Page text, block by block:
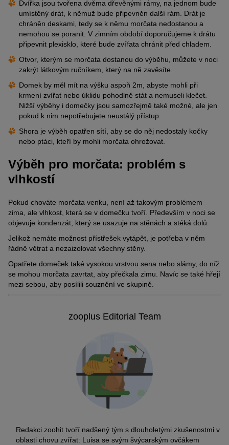
Dvířka jsou tvořena dvěma dřevěnými rámy, na jednom bude
umístěný drát, k němuž bude připevněn další rám. Drát je
chráněn deskami, tedy se k němu morčata nedostanou a
nemohou se poranit. V zimním období doporučujeme k drátu
připevnit plexisklo, které bude zvířata chránit před chladem.
Otvor, kterým se morčata dostanou do výběhu, můžete v noci
zakrýt látkovým ručníkem, který na ně zavěsíte.
Domek by měl mít na výšku aspoň 2m, abyste mohli při
krmení zvířat nebo úklidu pohodlně stát a nemuseli klečet.
Nižší výběhy i domečky jsou samozřejmě také možné, ale jen
pokud k nim nepotřebujete neustálý přístup.
Shora je výběh opatřen sítí, aby se do něj nedostaly kočky
nebo ptáci, kteří by mohli morčata ohrožovat.
Výběh pro morčata: problém s
vlhkostí
Pokud chováte morčata venku, není až takovým problémem
zima, ale vlhkost, která se v domečku tvoří. Především v noci se
objevuje kondenzát, který se usazuje na stěnách a stéká dolů.
Jelikož nemáte možnost přístřešek vytápět, je potřeba v něm
řádně větrat a nezaizolovat všechny stěny.
Opatřete domeček také vysokou vrstvou sena nebo slámy, do níž
se mohou morčata zavrtat, aby přečkala zimu. Navíc se také hřejí
mezi sebou, aby posílili souznění ve skupině.
zooplus Editorial Team
Redakci zoohit tvoří nadšený tým s dlouholetými zkušenostmi v
oblasti chovu zvířat: Luisa se svým švýcarským ovčákem